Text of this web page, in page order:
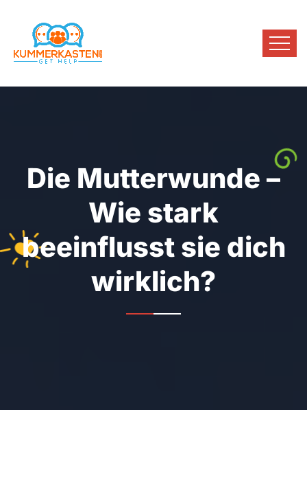
Die Mutterwunde –
Wie stark
beeinflusst sie dich
wirklich?